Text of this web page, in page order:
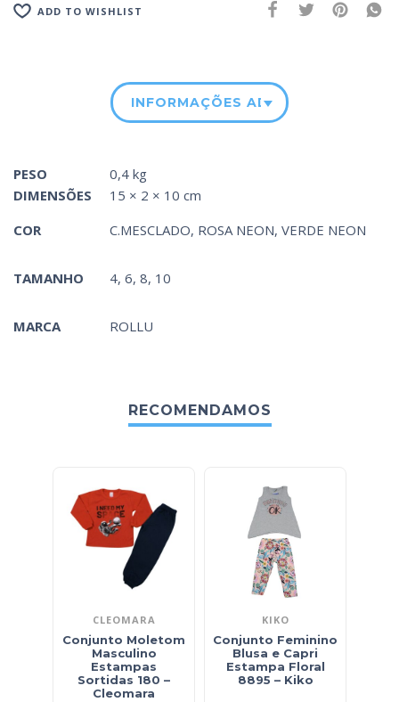
ADD TO WISHLIST
INFORMAÇÕES ADICIONAIS
PESO
0,4 kg
DIMENSÕES
15 × 2 × 10 cm
COR
C.MESCLADO, ROSA NEON, VERDE NEON
TAMANHO 4, 6, 8, 10
MARCA ROLLU
RECOMENDAMOS
CLEOMARA
Conjunto Moletom
Masculino
Estampas
Sortidas 180 –
Cleomara
KIKO
Conjunto Feminino
Blusa e Capri
Estampa Floral
8895 – Kiko